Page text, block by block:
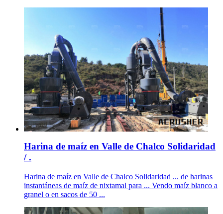
Harina de maíz en Valle de Chalco Solidaridad
/ .
Harina de maíz en Valle de Chalco Solidaridad ... de harinas
instantáneas de maíz de nixtamal para ... Vendo maíz blanco a
granel o en sacos de 50 ...